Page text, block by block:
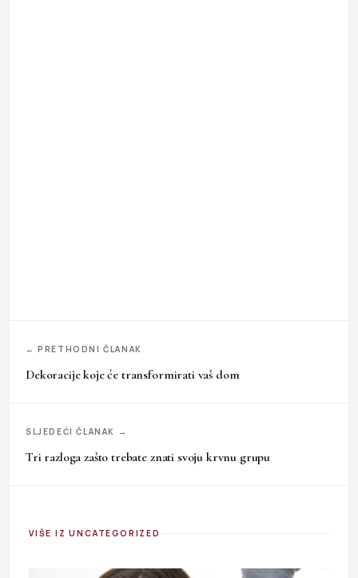
← PRETHODNI ČLANAK
Dekoracije koje će transformirati vaš dom
SLJEDEĆI ČLANAK →
Tri razloga zašto trebate znati svoju krvnu grupu
VIŠE IZ UNCATEGORIZED